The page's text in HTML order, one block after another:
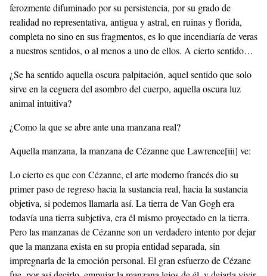
ferozmente difuminado por su persistencia, por su grado de
realidad no representativa, antigua y astral, en ruinas y florida,
completa no sino en sus fragmentos, es lo que incendiaría de veras
a nuestros sentidos, o al menos a uno de ellos. A cierto sentido…
¿Se ha sentido aquella oscura palpitación, aquel sentido que solo
sirve en la ceguera del asombro del cuerpo, aquella oscura luz
animal intuitiva?
¿Como la que se abre ante una manzana real?
Aquella manzana, la manzana de Cézanne que Lawrence[iii] ve:
Lo cierto es que con Cézanne, el arte moderno francés dio su
primer paso de regreso hacia la sustancia real, hacia la sustancia
objetiva, si podemos llamarla así. La tierra de Van Gogh era
todavía una tierra subjetiva, era él mismo proyectado en la tierra.
Pero las manzanas de Cézanne son un verdadero intento por dejar
que la manzana exista en su propia entidad separada, sin
impregnarla de la emoción personal. El gran esfuerzo de Cézane